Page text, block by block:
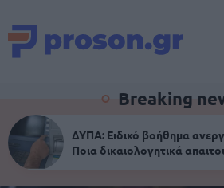
Breaking
ΔΥΠΑ: Ειδικό βοήθημα
Ποια δικαιολογητικά